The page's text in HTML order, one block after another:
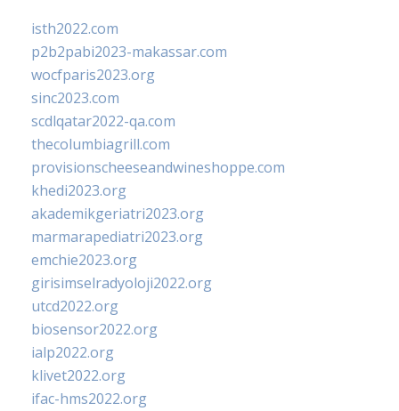
isth2022.com
p2b2pabi2023-makassar.com
wocfparis2023.org
sinc2023.com
scdlqatar2022-qa.com
thecolumbiagrill.com
provisionscheeseandwineshoppe.com
khedi2023.org
akademikgeriatri2023.org
marmarapediatri2023.org
emchie2023.org
girisimselradyoloji2022.org
utcd2022.org
biosensor2022.org
ialp2022.org
klivet2022.org
ifac-hms2022.org